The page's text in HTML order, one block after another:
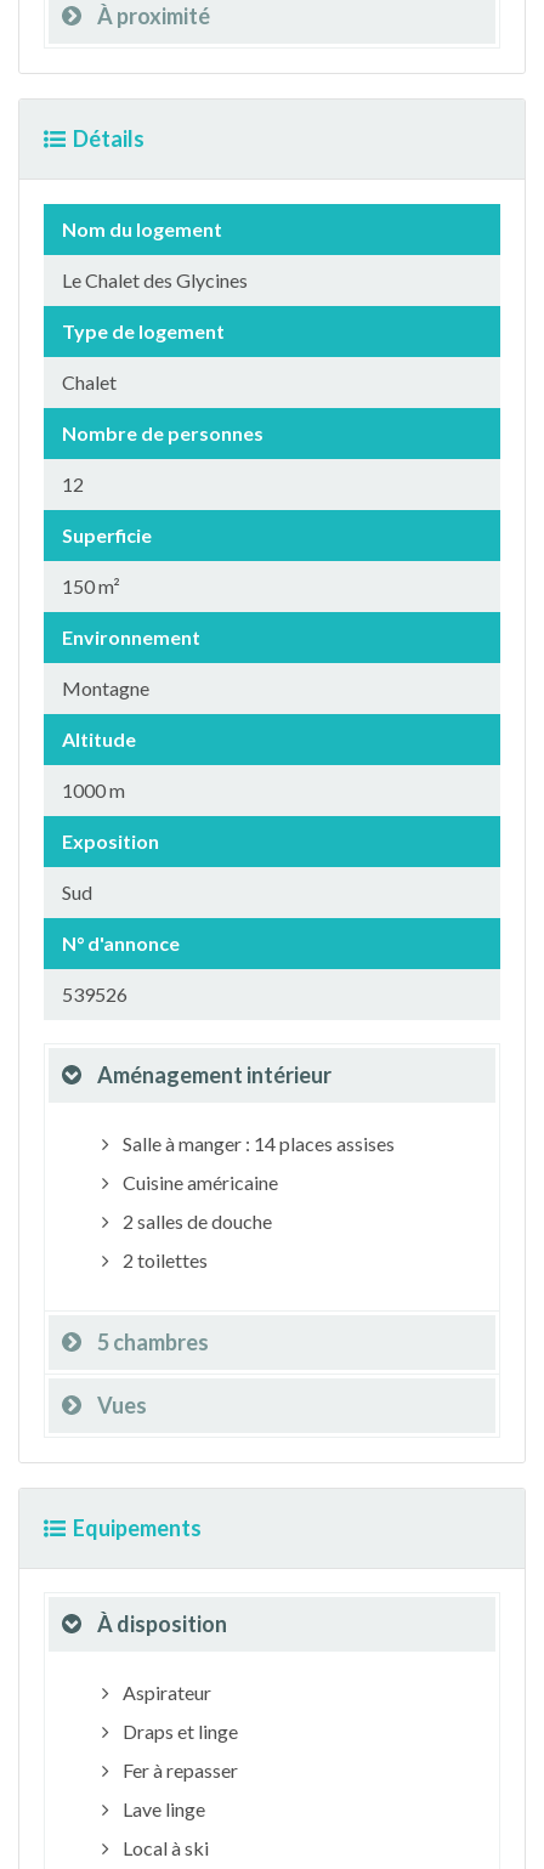
À proximité
Détails
Nom du logement
Le Chalet des Glycines
Type de logement
Chalet
Nombre de personnes
12
Superficie
150 m²
Environnement
Montagne
Altitude
1000 m
Exposition
Sud
N° d'annonce
539526
Aménagement intérieur
Salle à manger : 14 places assises
Cuisine américaine
2 salles de douche
2 toilettes
5 chambres
Vues
Equipements
À disposition
Aspirateur
Draps et linge
Fer à repasser
Lave linge
Local à ski